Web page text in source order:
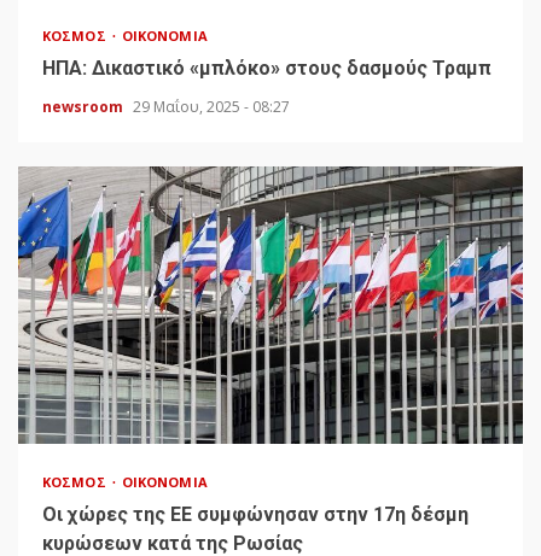
ΚΌΣΜΟΣ ΟΙΚΟΝΟΜΊΑ
HΠΑ: Δικαστικό «μπλόκο» στους δασμούς Τραμπ
newsroom 29 Μαΐου, 2025 - 08:27
ΚΌΣΜΟΣ ΟΙΚΟΝΟΜΊΑ
Οι χώρες της ΕΕ συμφώνησαν στην 17η δέσμη
κυρώσεων κατά της Ρωσίας